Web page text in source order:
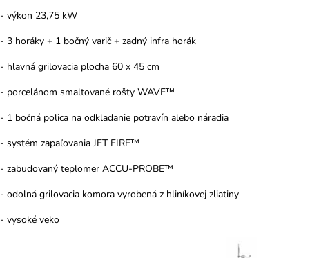
- výkon 23,75 kW
- 3 horáky + 1 bočný varič + zadný infra horák
- hlavná grilovacia plocha 60 x 45 cm
- porcelánom smaltované rošty WAVE™
- 1 bočná polica na odkladanie potravín alebo náradia
- systém zapaľovania JET FIRE™
- zabudovaný teplomer ACCU-PROBE™
- odolná grilovacia komora vyrobená z hliníkovej zliatiny
- vysoké veko